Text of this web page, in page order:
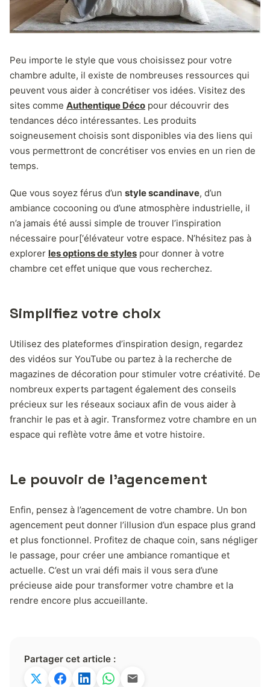
Peu importe le style que vous choisissez pour votre
chambre adulte, il existe de nombreuses ressources qui
peuvent vous aider à concrétiser vos idées. Visitez des
sites comme Authentique Déco pour découvrir des
tendances déco intéressantes. Les produits
soigneusement choisis sont disponibles via des liens qui
vous permettront de concrétiser vos envies en un rien de
temps.
Que vous soyez férus d’un style scandinave, d’un
ambiance cocooning ou d’une atmosphère industrielle, il
n’a jamais été aussi simple de trouver l’inspiration
nécessaire pour[‘élévateur votre espace. N’hésitez pas à
explorer les options de styles pour donner à votre
chambre cet effet unique que vous recherchez.
Simplifiez votre choix
Utilisez des plateformes d’inspiration design, regardez
des vidéos sur YouTube ou partez à la recherche de
magazines de décoration pour stimuler votre créativité. De
nombreux experts partagent également des conseils
précieux sur les réseaux sociaux afin de vous aider à
franchir le pas et à agir. Transformez votre chambre en un
espace qui reflète votre âme et votre histoire.
Le pouvoir de l’agencement
Enfin, pensez à l’agencement de votre chambre. Un bon
agencement peut donner l’illusion d’un espace plus grand
et plus fonctionnel. Profitez de chaque coin, sans négliger
le passage, pour créer une ambiance romantique et
actuelle. C’est un vrai défi mais il vous sera d’une
précieuse aide pour transformer votre chambre et la
rendre encore plus accueillante.
Partager cet article :